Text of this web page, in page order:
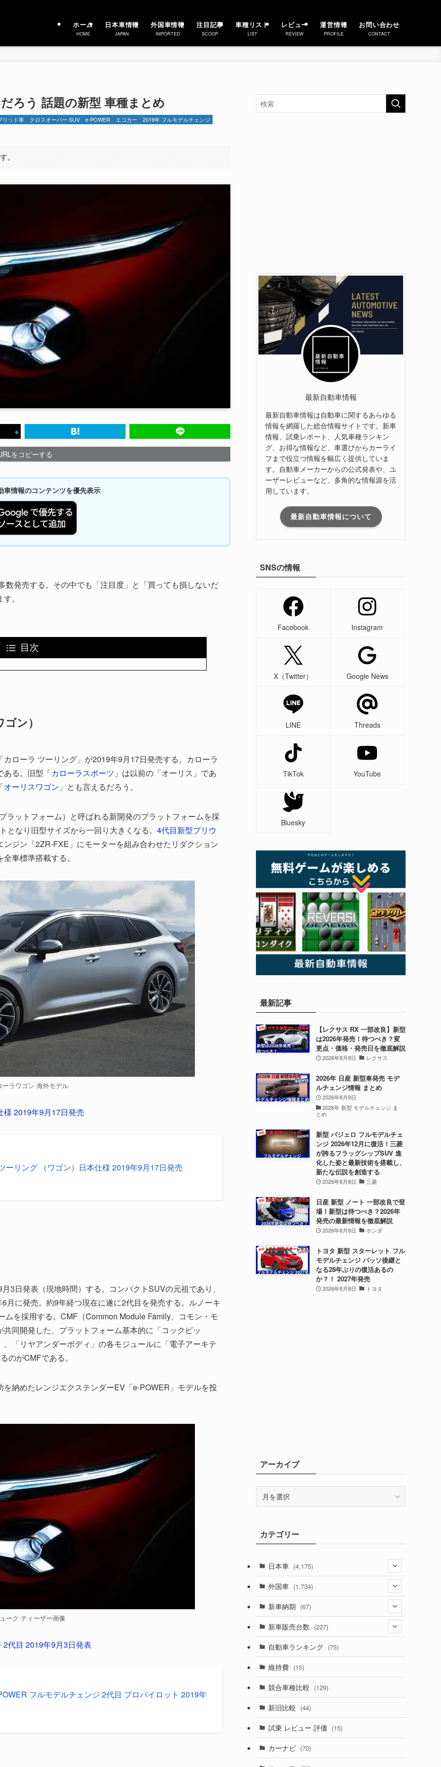
ホーム
HOME
日本車情報
JAPAN
外国車情報
IMPORTED
注目記事
SCOOP
車種リスト
LIST
レビュー
REVIEW
運営情報
PROFILE
お問い合わせ
CONTACT
ろう 話題の新型 車種まとめ
リッド車 クロスオーバー SUV e-POWER エコカー 2019年 フルモデルチェンジ
。
をコピーする
情報のコンテンツを優先表示
発売する。その中でも「注目度」と「買っても損しないだ
。
目次
ン）
ローラ ツーリング」が2019年9月17日発売する。カローラ
ある。旧型「カローラスポーツ 」は以前の「オーリス」であ
オーリスワゴン 」とも言えるだろう。
ラットフォーム）と呼ばれる新開発のプラットフォームを採
なり旧型サイズから一回り大きくなる。 4代目新型プリウ
ジン「2ZR-FXE」にモーターを組み合わせたリダクション
全車標準搭載する。
ーラワゴン 海外モデル
様 2019年9月17日発売
ーリング （ワゴン）日本仕様 2019年9月17日発売
3日発表（現地時間）する。コンパクトSUVの元祖であり、
に発売。約9年経つ現在に遂に2代目を発売する。ルノーキ
を採用する。CMF（Common Module Family、コモン・モ
同開発した、プラットフォーム基本的に「コックピッ
「リヤアンダーボディ」の各モジュールに「電子アーキテ
のがCMFである。
を納めたレンジエクステンダーEV「e-POWER」モデルを投
ーク ティーザー画像
代目 2019年9月3日発表
フルモデルチェンジ 2代目 プロパイロット 2019年
最新自動車情報
最新自動車情報は自動車に関するあらゆる
情報を網羅した総合情報サイトです。新車
情報、試乗レポート、人気車種ランキン
グ、お得な情報など、車選びからカーライ
フまで役立つ情報を幅広く提供していま
す。自動車メーカーからの公式発表や、ユ
ーザーレビューなど、多角的な情報源を活
用しています。
最新自動車情報について
SNSの情報
Facebook Instagram
X（Twitter） Google News
LINE Threads
TikTok YouTube
Bluesky
最新記事
【レクサス RX 一部改良】新型
は2026年発売！待つべき？変
更点・価格・発売日を徹底解説
2026年8月9日 レクサス
2026年 日産 新型車発売 モデ
ルチェンジ情報 まとめ
2026年8月9日
2026年 新型 モデルチェンジ ま
とめ
新型 パジェロ フルモデルチェ
ンジ 2026年12月に復活！三菱
が誇るフラッグシップSUV 進
化した姿と最新技術を搭載し、
新たな伝説を創造する
2026年8月8日 三菱
日産 新型 ノート 一部改良で登
場！新型は待つべき？2026年
発売の最新情報を徹底解説
2026年8月8日 ホンダ
トヨタ 新型 スターレット フル
モデルチェンジ パッソ後継と
なる28年ぶりの復活あるの
か？！ 2027年発売
2026年8月8日 トヨタ
アーカイブ
ブカテゴリー
日本車 (4,175)
(1,321)
(330)
(526)
(357)
(328)
(194)
(230)
(253)
外国車 (1,734)
(188)
(242)
(85)
(84)
(14)
(222)
(50)
(58)
新車納期 (67)
(28)
(8)
(3)
(3)
(5)
(1)
新車販売台数 (227)
(21)
(5)
(7)
(5)
自動車ランキング (75)
維持費 (15)
競合車種比較 (129)
新旧比較 (44)
試乗 レビュー 評価 (15)
カーナビ (70)